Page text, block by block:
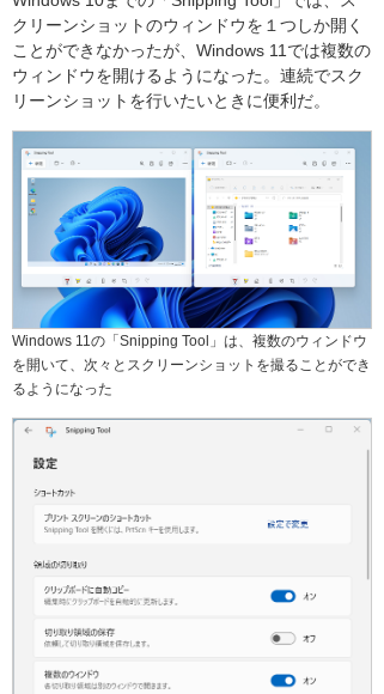
クリーンショットのウィンドウを１つしか開く
ことができなかったが、Windows 11では複数の
ウィンドウを開けるようになった。連続でスク
リーンショットを行いたいときに便利だ。
Windows 11の「Snipping Tool」は、複数のウィンドウ
を開いて、次々とスクリーンショットを撮ることができ
るようになった